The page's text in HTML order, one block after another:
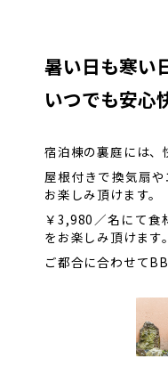
暑い日も寒い
いつでも安心
宿泊棟の裏庭には、
屋根付きで換気扇
お楽しみ頂けます。
￥3,980／名にて食
をお楽しみ頂けます。
ご都合に合わせて